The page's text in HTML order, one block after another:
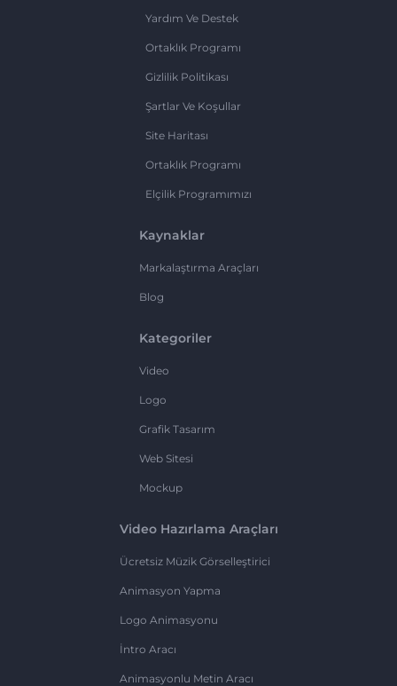
Yardım Ve Destek
Ortaklık Programı
Gizlilik Politikası
Şartlar Ve Koşullar
Site Haritası
Ortaklık Programı
Elçilik Programımızı
Kaynaklar
Markalaştırma Araçları
Blog
Kategoriler
Video
Logo
Grafik Tasarım
Web Sitesi
Mockup
Video Hazırlama Araçları
Ücretsiz Müzik Görselleştirici
Animasyon Yapma
Logo Animasyonu
İntro Aracı
Animasyonlu Metin Aracı